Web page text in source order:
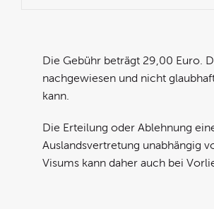
Die Gebühr beträgt 29,00 Euro.
nachgewiesen und nicht
kann.
Die Erteilung oder Ablehnung
Auslandsvertretung unabhängig
Visums kann daher auch bei